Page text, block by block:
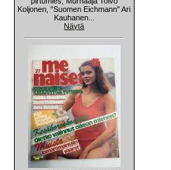
Koljonen, "Suomen Eichmann" Ari
Kauhanen...
Näytä